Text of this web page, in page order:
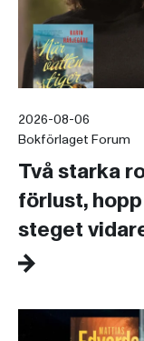
2026-08-06
Bokförlaget Forum
Två starka
förlust,
steget